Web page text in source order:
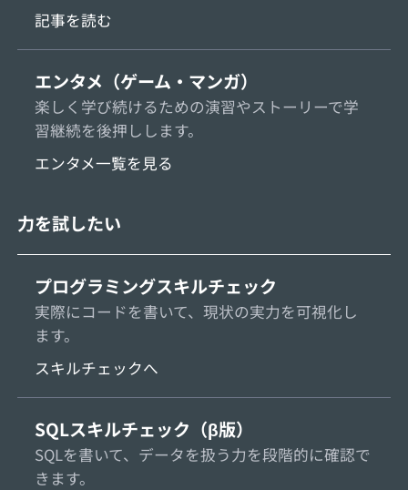
記事を読む
エンタメ（ゲーム・マンガ）
楽しく学び続けるための演習やストーリーで学
習継続を後押しします。
エンタメ一覧を見る
力を試したい
プログラミングスキルチェック
実際にコードを書いて、現状の実力を可視化し
ます。
スキルチェックへ
SQLスキルチェック（β版）
SQLを書いて、データを扱う力を段階的に確認で
きます。